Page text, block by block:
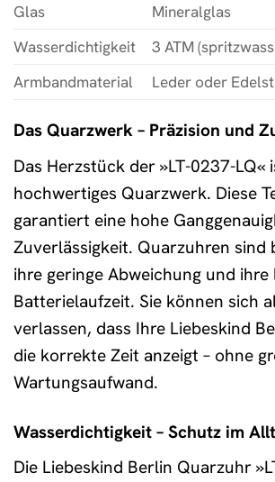
Glas
Mineralglas
Wasserdichtigkeit
3 ATM
Armbandmaterial
Leder oder
Das Quarzwerk – Präzision und
Das Herzstück der »LT-0237-LQ«
hochwertiges Quarzwerk. Diese
garantiert eine hohe
Zuverlässigkeit. Quarzuhren sind
ihre geringe Abweichung und ihre
Batterielaufzeit. Sie können sich
verlassen, dass Ihre Liebeskind
die korrekte Zeit anzeigt – ohne
Wartungsaufwand.
Wasserdichtigkeit – Schutz im
Die Liebeskind Berlin Quarzuhr